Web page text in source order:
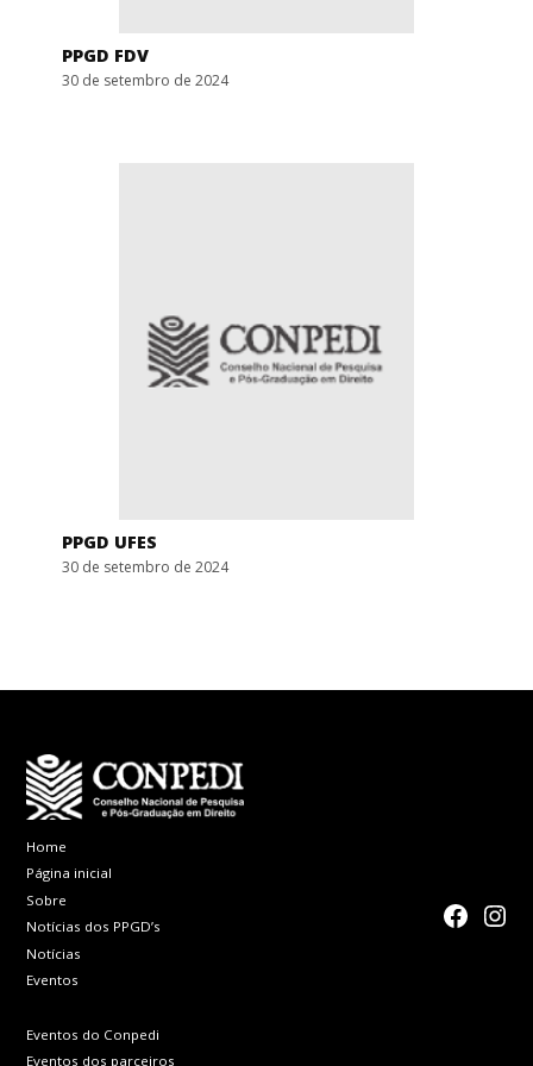
PPGD FDV
30 de setembro de 2024
PPGD UFES
30 de setembro de 2024
Home
Página inicial
Sobre
Notícias dos PPGD’s
Notícias
Eventos
Eventos do Conpedi
Eventos dos parceiros